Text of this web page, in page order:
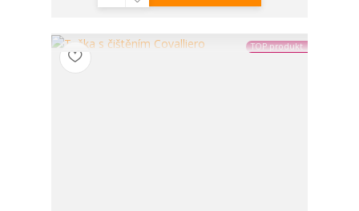
TOP produkt